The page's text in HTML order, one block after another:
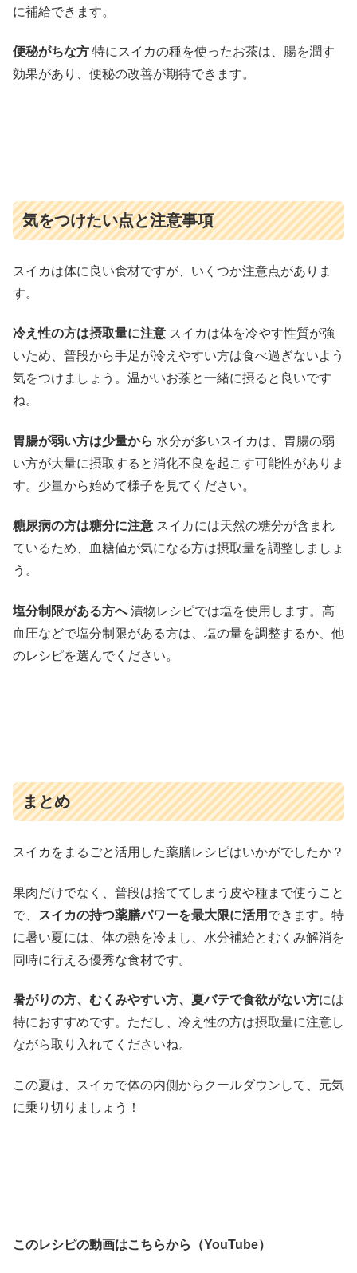
に補給できます。
便秘がちな方 特にスイカの種を使ったお茶は、腸を潤す
効果があり、便秘の改善が期待できます。
気をつけたい点と注意事項
スイカは体に良い食材ですが、いくつか注意点がありま
す。
冷え性の方は摂取量に注意 スイカは体を冷やす性質が強
いため、普段から手足が冷えやすい方は食べ過ぎないよう
気をつけましょう。温かいお茶と一緒に摂ると良いです
ね。
胃腸が弱い方は少量から 水分が多いスイカは、胃腸の弱
い方が大量に摂取すると消化不良を起こす可能性がありま
す。少量から始めて様子を見てください。
糖尿病の方は糖分に注意 スイカには天然の糖分が含まれ
ているため、血糖値が気になる方は摂取量を調整しましょ
う。
塩分制限がある方へ漬物レシピでは塩を使用します。高
血圧などで塩分制限がある方は、塩の量を調整するか、他
のレシピを選んでください。
まとめ
スイカをまるごと活用した薬膳レシピはいかがでしたか？
果肉だけでなく、普段は捨ててしまう皮や種まで使うこと
で、
スイカの持つ薬膳パワーを最大限に活用 できます。特
に暑い夏には、体の熱を冷まし、水分補給とむくみ解消を
同時に行える優秀な食材です。
暑がりの方、むくみやすい方、夏バテで食欲がない方には
特におすすめです。ただし、冷え性の方は摂取量に注意し
ながら取り入れてくださいね。
この夏は、スイカで体の内側からクールダウンして、元気
に乗り切りましょう！
このレシピの動画はこちらから（YouTube）